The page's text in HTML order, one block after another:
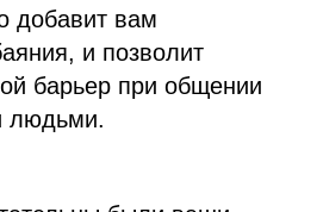
добавит вам
и позволит
барьер при общении
людьми.